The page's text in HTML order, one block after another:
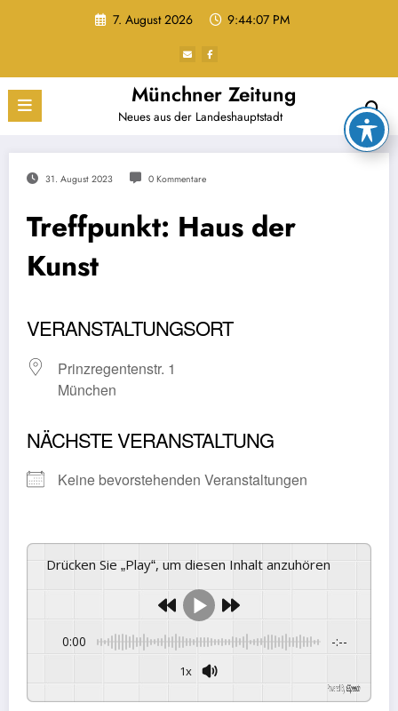
7. August 2026 9:44:08 PM
Münchner Zeitung
Neues aus der Landeshauptstadt
31. August 2023 0 Kommentare
Treffpunkt: Haus der
Kunst
VERANSTALTUNGSORT
Prinzregentenstr. 1
München
NÄCHSTE VERANSTALTUNG
Keine bevorstehenden Veranstaltungen
Drücken Sie „Play“, um diesen Inhalt anzuhören
0:00 -:--
1x
GSpeech